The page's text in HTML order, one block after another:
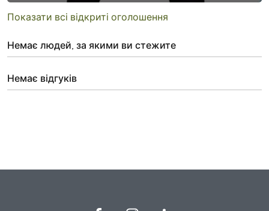
Показати всі відкриті оголошення
Немає людей, за якими ви стежите
Немає відгуків